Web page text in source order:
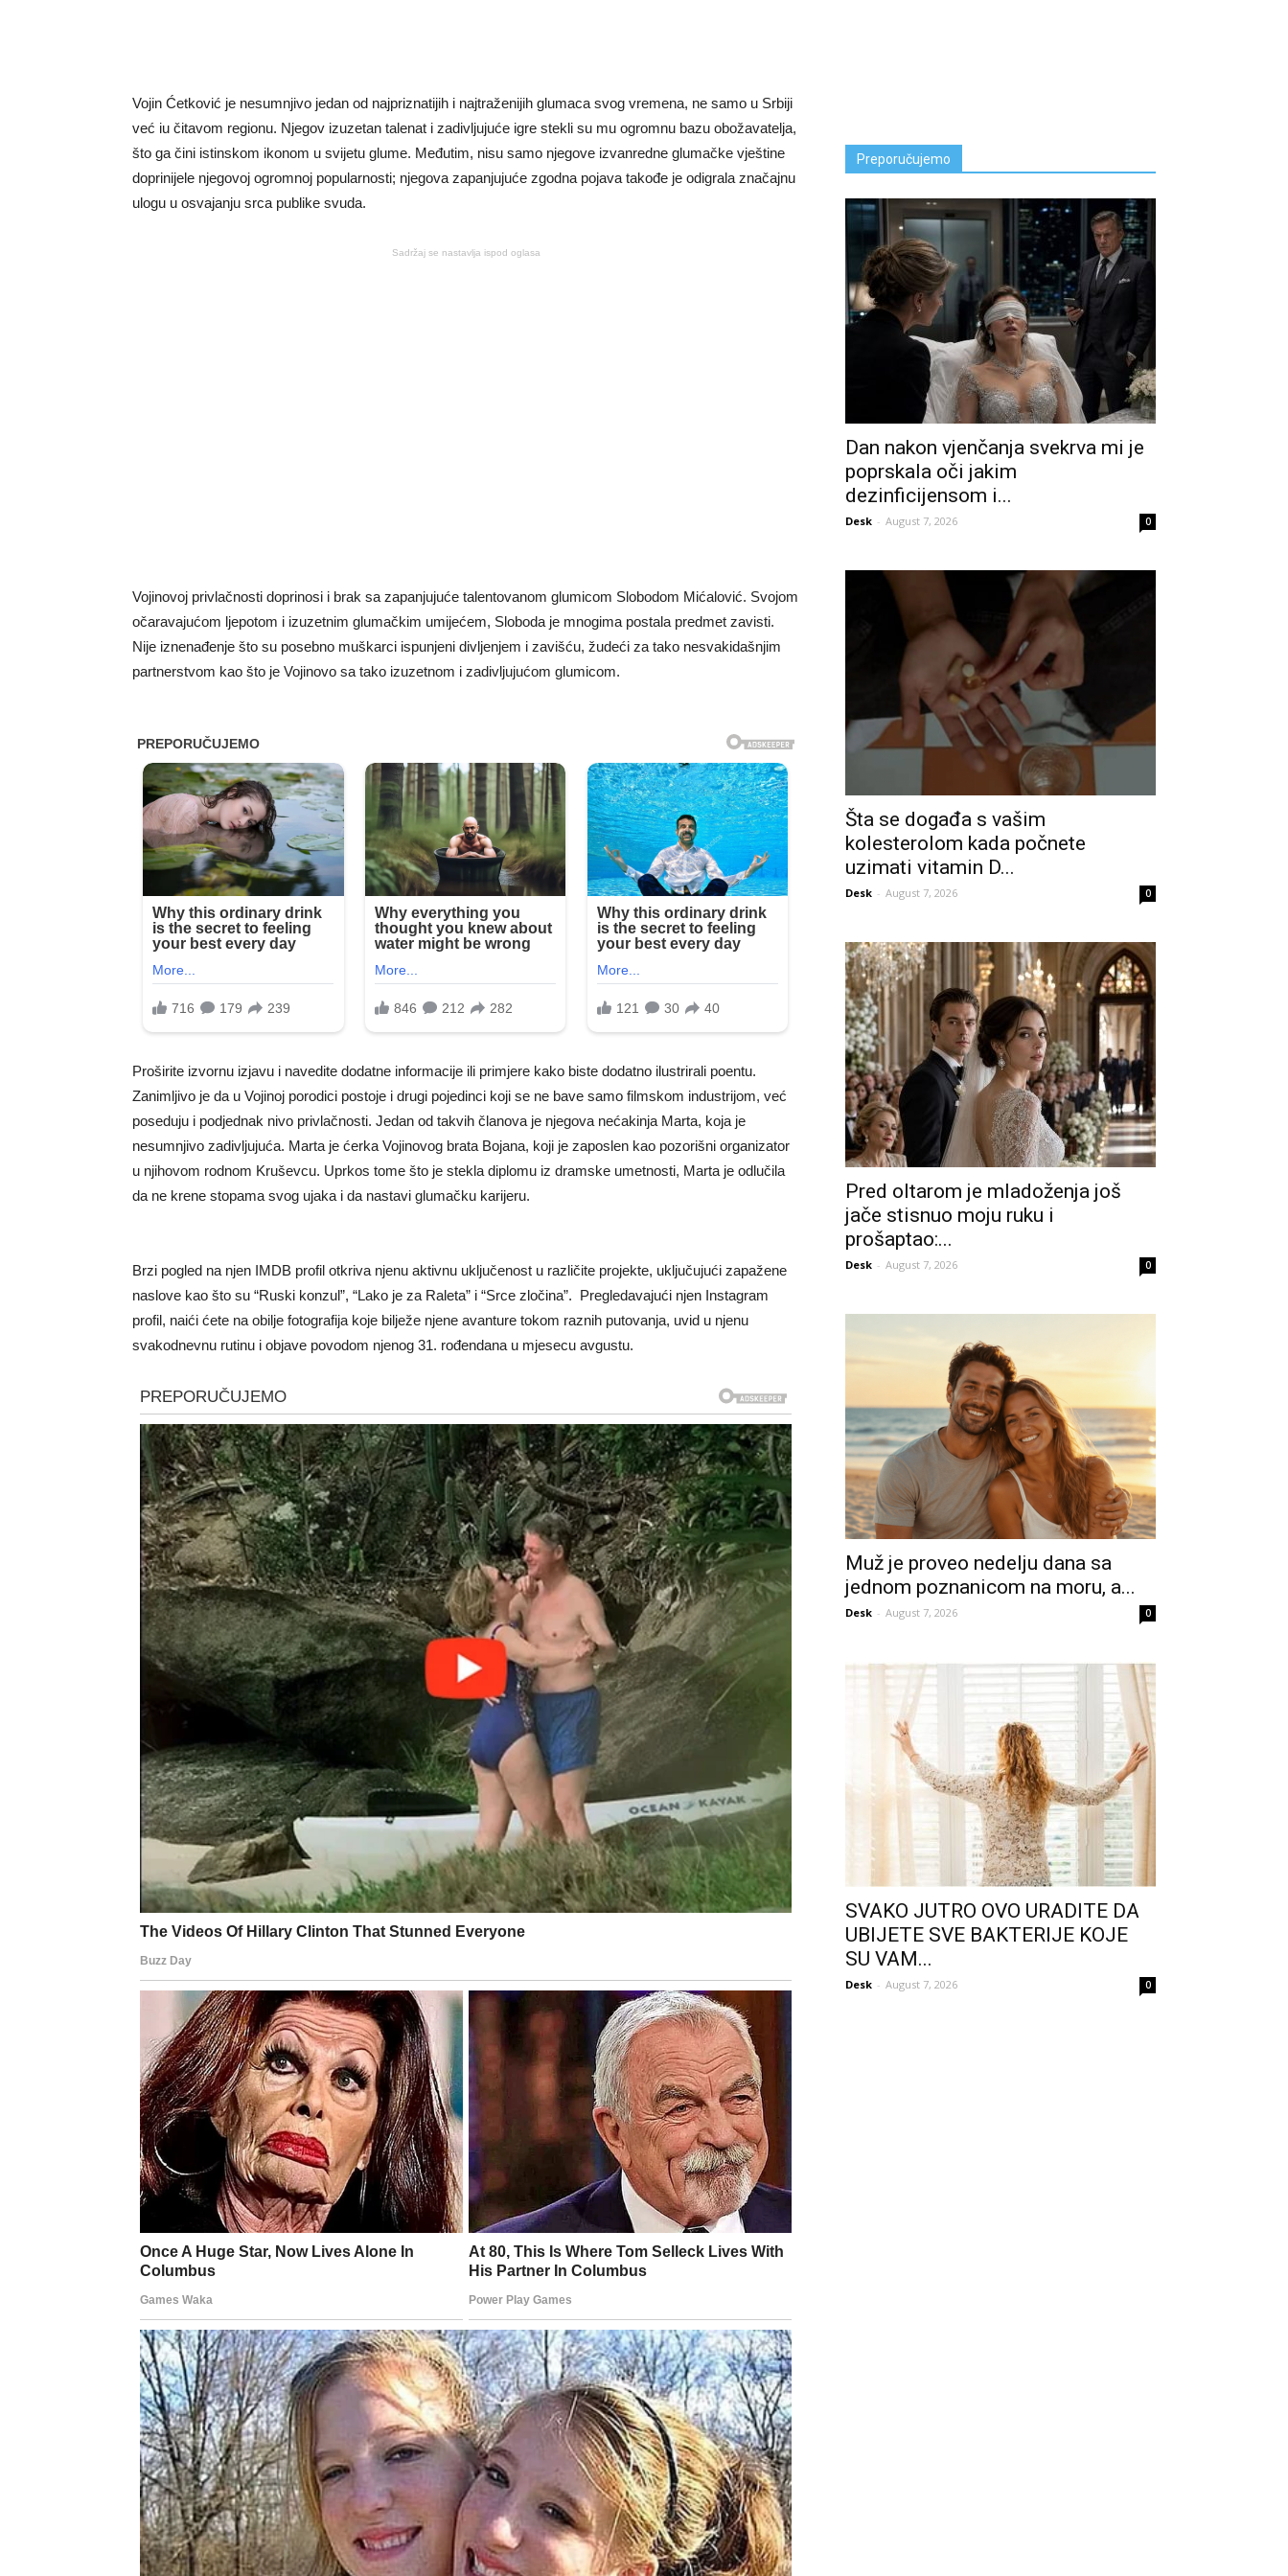
Vojin Ćetković je nesumnjivo jedan od najpriznatijih i najtraženijih glumaca svog vremena, ne samo u Srbiji
već iu čitavom regionu. Njegov izuzetan talenat i zadivljujuće igre stekli su mu ogromnu bazu obožavatelja,
što ga čini istinskom ikonom u svijetu glume. Međutim, nisu samo njegove izvanredne glumačke vještine
doprinijele njegovoj ogromnoj popularnosti; njegova zapanjujuće zgodna pojava takođe je odigrala značajnu
ulogu u osvajanju srca publike svuda.
Sadržaj se nastavlja ispod oglasa
Vojinovoj privlačnosti doprinosi i brak sa zapanjujuće talentovanom glumicom Slobodom Mićalović. Svojom
očaravajućom ljepotom i izuzetnim glumačkim umijećem, Sloboda je mnogima postala predmet zavisti.
Nije iznenađenje što su posebno muškarci ispunjeni divljenjem i zavišću, žudeći za tako nesvakidašnjim
partnerstvom kao što je Vojinovo sa tako izuzetnom i zadivljujućom glumicom.
Proširite izvornu izjavu i navedite dodatne informacije ili primjere kako biste dodatno ilustrirali poentu.
Zanimljivo je da u Vojinoj porodici postoje i drugi pojedinci koji se ne bave samo filmskom industrijom, već
poseduju i podjednak nivo privlačnosti. Jedan od takvih članova je njegova nećakinja Marta, koja je
nesumnjivo zadivljujuća. Marta je ćerka Vojinovog brata Bojana, koji je zaposlen kao pozorišni organizator
u njihovom rodnom Kruševcu. Uprkos tome što je stekla diplomu iz dramske umetnosti, Marta je odlučila
da ne krene stopama svog ujaka i da nastavi glumačku karijeru.
Brzi pogled na njen IMDB profil otkriva njenu aktivnu uključenost u različite projekte, uključujući zapažene
naslove kao što su “Ruski konzul”, “Lako je za Raleta” i “Srce zločina”. Pregledavajući njen Instagram
profil, naići ćete na obilje fotografija koje bilježe njene avanture tokom raznih putovanja, uvid u njenu
svakodnevnu rutinu i objave povodom njenog 31. rođendana u mjesecu avgustu.
Preporučujemo
Dan nakon vjenčanja svekrva mi je
poprskala oči jakim
dezinficijensom i...
Desk - August 7, 2026 0
Šta se događa s vašim
kolesterolom kada počnete
uzimati vitamin D...
Desk - August 7, 2026 0
Pred oltarom je mladoženja još
jače stisnuo moju ruku i
prošaptao:...
Desk - August 7, 2026 0
Muž je proveo nedelju dana sa
jednom poznanicom na moru, a...
Desk - August 7, 2026 0
SVAKO JUTRO OVO URADITE DA
UBIJETE SVE BAKTERIJE KOJE
SU VAM...
Desk - August 7, 2026 0